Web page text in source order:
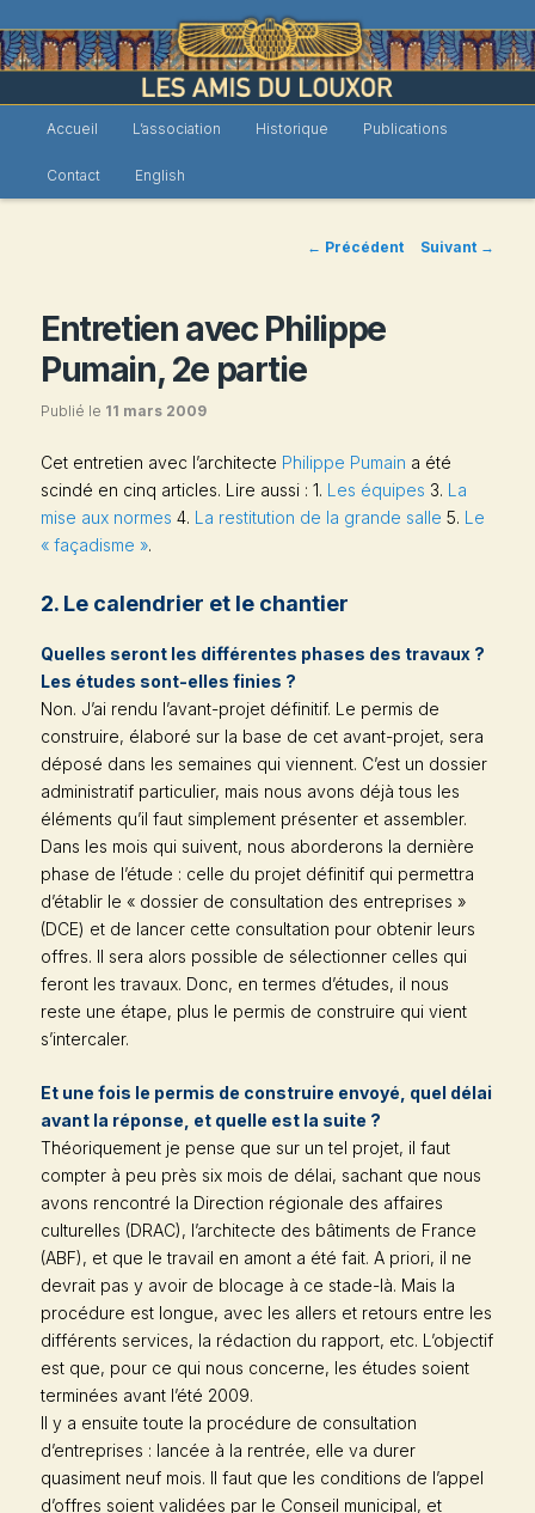
Les Amis du Louxor
Aller
au
Accueil L’association Historique Publications
Contact English
Navigation
← Précédent Suivant →
Entretien avec Philippe
Pumain, 2e partie
Publié le 11 mars 2009
Cet entretien avec l’architecte Philippe Pumain a été
scindé en cinq articles. Lire aussi : 1. Les équipes 3. La
mise aux normes 4. La restitution de la grande salle 5. Le
« façadisme ».
2. Le calendrier et le chantier
Quelles seront les différentes phases des travaux ?
Les études sont-elles finies ?
Non. J’ai rendu l’avant-projet définitif. Le permis de
construire, élaboré sur la base de cet avant-projet, sera
déposé dans les semaines qui viennent. C’est un dossier
administratif particulier, mais nous avons déjà tous les
éléments qu’il faut simplement présenter et assembler.
Dans les mois qui suivent, nous aborderons la dernière
phase de l’étude : celle du projet définitif qui permettra
d’établir le « dossier de consultation des entreprises »
(DCE) et de lancer cette consultation pour obtenir leurs
offres. Il sera alors possible de sélectionner celles qui
feront les travaux. Donc, en termes d’études, il nous
reste une étape, plus le permis de construire qui vient
s’intercaler.
Et une fois le permis de construire envoyé, quel délai
avant la réponse, et quelle est la suite ?
Théoriquement je pense que sur un tel projet, il faut
compter à peu près six mois de délai, sachant que nous
avons rencontré la Direction régionale des affaires
culturelles (DRAC), l’architecte des bâtiments de France
(ABF), et que le travail en amont a été fait. A priori, il ne
devrait pas y avoir de blocage à ce stade-là. Mais la
procédure est longue, avec les allers et retours entre les
différents services, la rédaction du rapport, etc. L’objectif
est que, pour ce qui nous concerne, les études soient
terminées avant l’été 2009.
Il y a ensuite toute la procédure de consultation
d’entreprises : lancée à la rentrée, elle va durer
quasiment neuf mois. Il faut que les conditions de l’appel
d’offres soient validées par le Conseil municipal, et